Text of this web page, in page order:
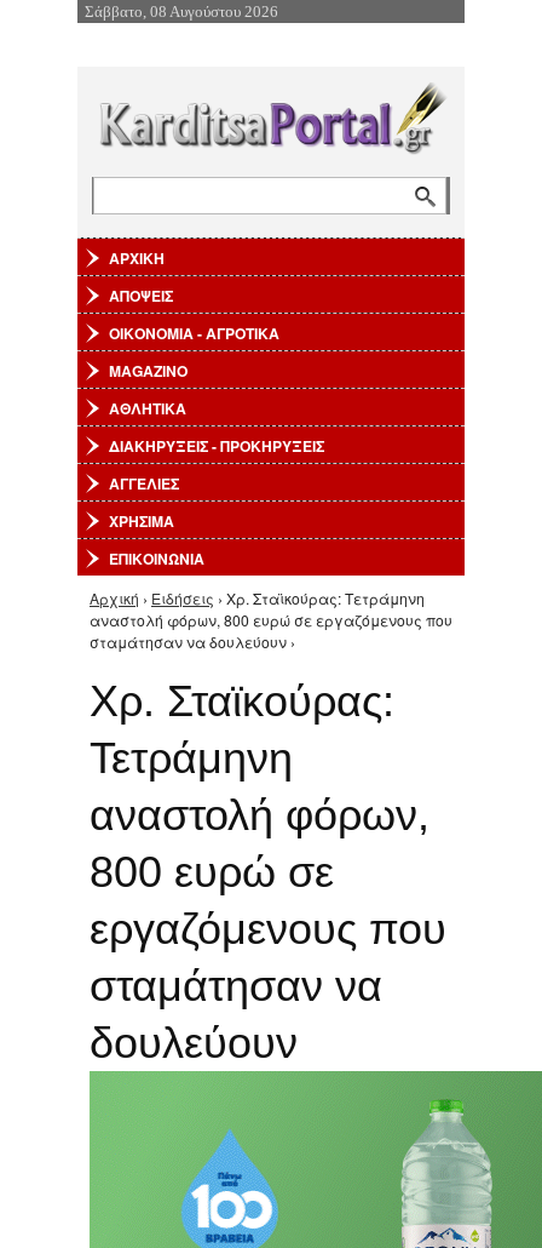
Επιστροφή στην Πλοήγηση
Σάββατο, 08 Αυγούστου 2026
ΑΡΧΙΚΗ
ΑΠΟΨΕΙΣ
ΟΙΚΟΝΟΜΙΑ - ΑΓΡΟΤΙΚΑ
MAGAZINO
ΑΘΛΗΤΙΚΑ
ΔΙΑΚΗΡΥΞΕΙΣ - ΠΡΟΚΗΡΥΞΕΙΣ
ΑΓΓΕΛΙΕΣ
ΧΡΗΣΙΜΑ
ΕΠΙΚΟΙΝΩΝΙΑ
Είστε εδώ
Αρχική › Ειδήσεις › Χρ. Σταϊκούρας: Τετράμηνη
αναστολή φόρων, 800 ευρώ σε εργαζόμενους που
σταμάτησαν να δουλεύουν ›
Χρ. Σταϊκούρας:
Τετράμηνη
αναστολή φόρων,
800 ευρώ σε
εργαζόμενους που
σταμάτησαν να
δουλεύουν